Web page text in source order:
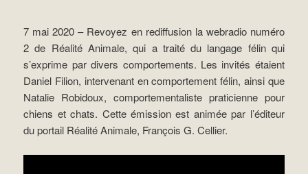
7 mai 2020 – Revoyez en rediffusion la webradio numéro
2 de Réalité Animale, qui a traité du langage félin qui
s’exprime par divers comportements. Les invités étaient
Daniel Filion, intervenant en comportement félin, ainsi que
Natalie Robidoux, comportementaliste praticienne pour
chiens et chats. Cette émission est animée par l’éditeur
du portail Réalité Animale, François G. Cellier.